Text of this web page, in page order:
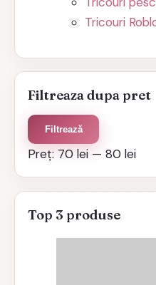
Tricouri
Filtreaza dupa pret
Preț
minim
Preț
maxim
Filtrează
Preț: 70 lei —80 lei
Top 3 produse